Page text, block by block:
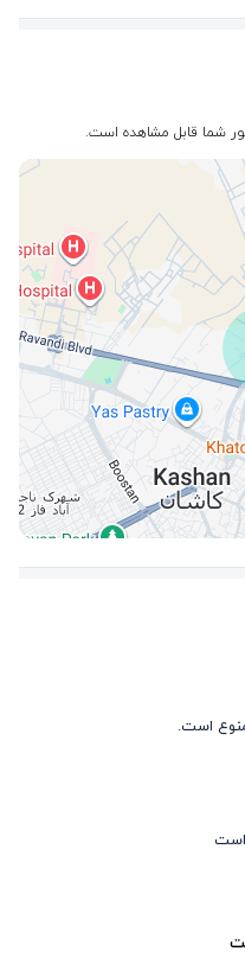
شما قابل مشاهده است.
است.